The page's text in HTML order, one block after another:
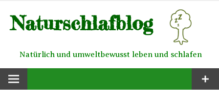
Inhalt
springen
Naturschlafblog
Natürlich und umweltbewusst leben und schlafen